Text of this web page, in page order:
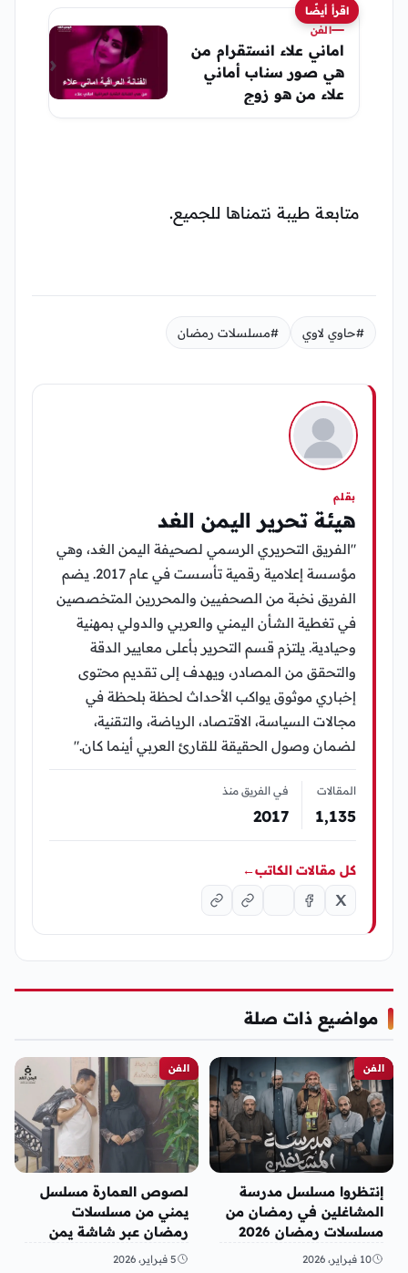
اقرأ أيضًا
الفن
اماني علاء انستقرام من
هي صور سناب أماني
علاء من هو زوج
متابعة طيبة نتمناها للجميع.
#حاوي لاوي #مسلسلات رمضان
بقلم
هيئة تحرير اليمن الغد
"الفريق التحريري الرسمي لصحيفة اليمن الغد، وهي
مؤسسة إعلامية رقمية تأسست في عام 2017. يضم
الفريق نخبة من الصحفيين والمحررين المتخصصين
في تغطية الشأن اليمني والعربي والدولي بمهنية
وحيادية. يلتزم قسم التحرير بأعلى معايير الدقة
والتحقق من المصادر، ويهدف إلى تقديم محتوى
إخباري موثوق يواكب الأحداث لحظة بلحظة في
مجالات السياسة، الاقتصاد، الرياضة، والتقنية،
لضمان وصول الحقيقة للقارئ العربي أينما كان."
المقالات
1٬135
في الفريق منذ
2017
كل مقالات الكاتب←
مواضيع ذات صلة
الفن
إنتظروا مسلسل مدرسة
المشاغلين في رمضان من
مسلسلات رمضان 2026
اليمن
10 فبراير، 2026
الفن
لصوص العمارة مسلسل
يمني من مسلسلات
رمضان عبر شاشة يمن
شباب
5 فبراير، 2026